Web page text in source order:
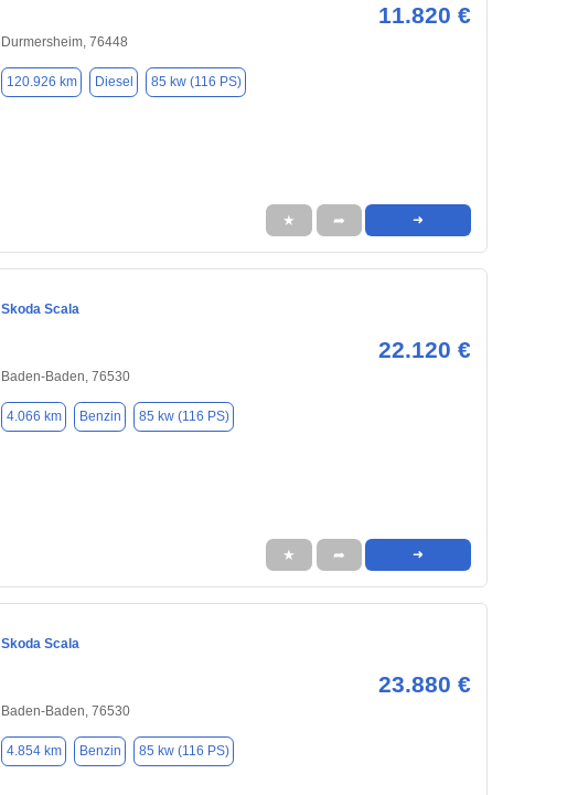
11.820 €
Durmersheim, 76448
120.926 km Diesel 85 kw (116 PS)
★ ➦ ➜
Skoda Scala
22.120 €
Baden-Baden, 76530
4.066 km Benzin 85 kw (116 PS)
★ ➦ ➜
Skoda Scala
23.880 €
Baden-Baden, 76530
4.854 km Benzin 85 kw (116 PS)